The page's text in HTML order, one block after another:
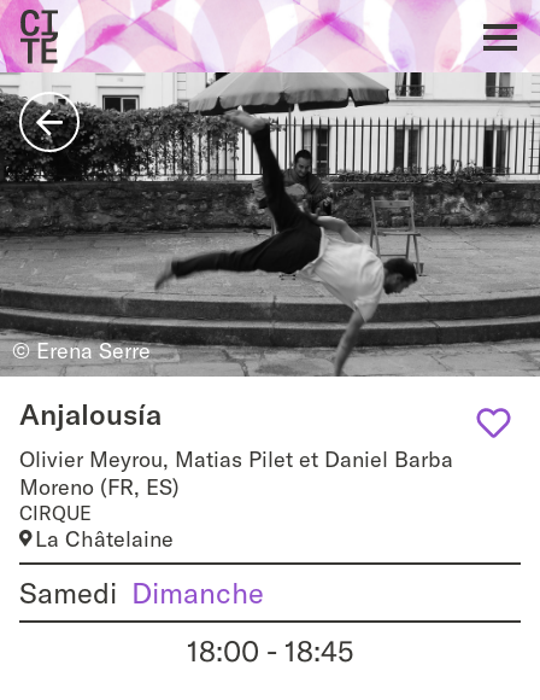
Accueil
Show
Retour
© Erena Serre
Anjalousía
Olivier Meyrou, Matias Pilet et Daniel Barba
Moreno (FR, ES)
CIRQUE
La Châtelaine
Samedi Dimanche
18:00 - 18:45